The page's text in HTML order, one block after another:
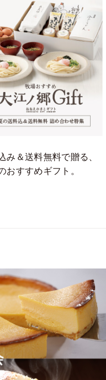
み＆送料無料で贈る、
おすすめギフト。